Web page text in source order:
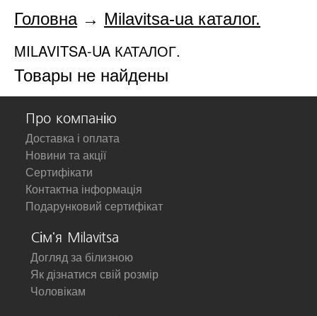
Головна→ Milavitsa-ua каталог.
MILAVITSA-UA КАТАЛОГ.
Товары не найдены
Про компанію
Доставка і оплата
Новини та акції
Сертифікати
Контактна інформація
Подарунковий сертифікат
Сім'я Milavitsa
Догляд за білизною
Як дізнатися свій розмір
Чоловікам